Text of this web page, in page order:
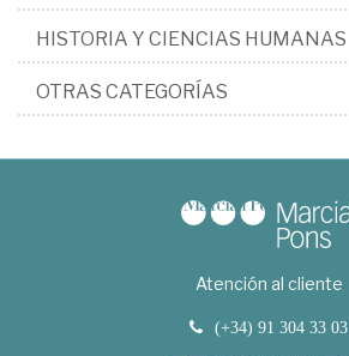
HISTORIA Y CIENCIAS HUMANAS
OTRAS CATEGORÍAS
Atención al cliente
(+34) 91 304 33 03